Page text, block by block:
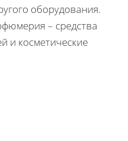
оборудования.
– средства
и косметические